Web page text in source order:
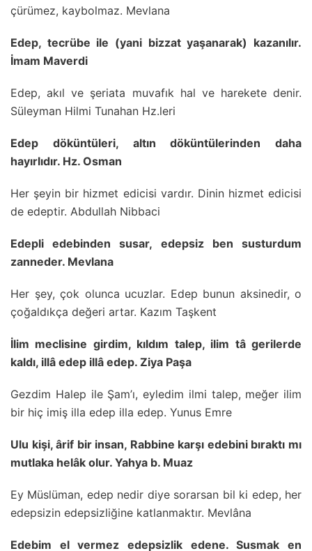
çürümez, kaybolmaz. Mevlana
Edep, tecrübe ile (yani bizzat yaşanarak) kazanılır.
İmam Maverdi
Edep, akıl ve şeriata muvafık hal ve harekete denir.
Süleyman Hilmi Tunahan Hz.leri
Edep döküntüleri, altın döküntülerinden daha
hayırlıdır. Hz. Osman
Her şeyin bir hizmet edicisi vardır. Dinin hizmet edicisi
de edeptir. Abdullah Nibbaci
Edepli edebinden susar, edepsiz ben susturdum
zanneder. Mevlana
Her şey, çok olunca ucuzlar. Edep bunun aksinedir, o
çoğaldıkça değeri artar. Kazım Taşkent
İlim meclisine girdim, kıldım talep, ilim tâ gerilerde
kaldı, illâ edep illâ edep. Ziya Paşa
Gezdim Halep ile Şam’ı, eyledim ilmi talep, meğer ilim
bir hiç imiş illa edep illa edep. Yunus Emre
Ulu kişi, ârif bir insan, Rabbine karşı edebini bıraktı mı
mutlaka helâk olur. Yahya b. Muaz
Ey Müslüman, edep nedir diye sorarsan bil ki edep, her
edepsizin edepsizliğine katlanmaktır. Mevlâna
Edebim el vermez edepsizlik edene. Susmak en